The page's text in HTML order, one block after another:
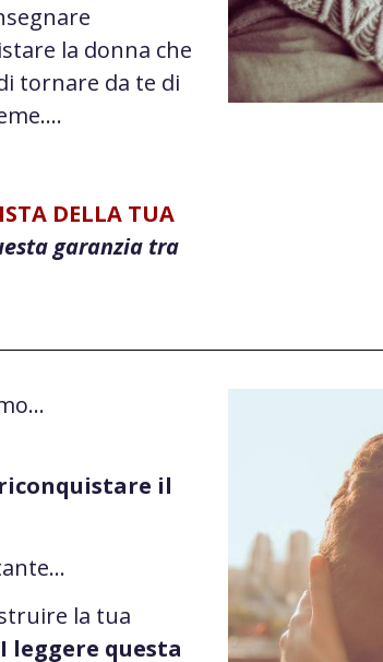
la donna che
tornare da te di
DELLA TUA
garanzia tra
riconquistare il
la tua
leggere questa